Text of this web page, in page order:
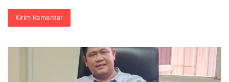
KAPOLRI”KOMPETENSI